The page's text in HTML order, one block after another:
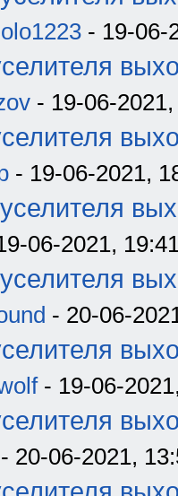
- 19-06-
- 19-06-
- 19-06-2021,
06-2021,
- 20-06-
- 19-06-
- 20-06-2021,